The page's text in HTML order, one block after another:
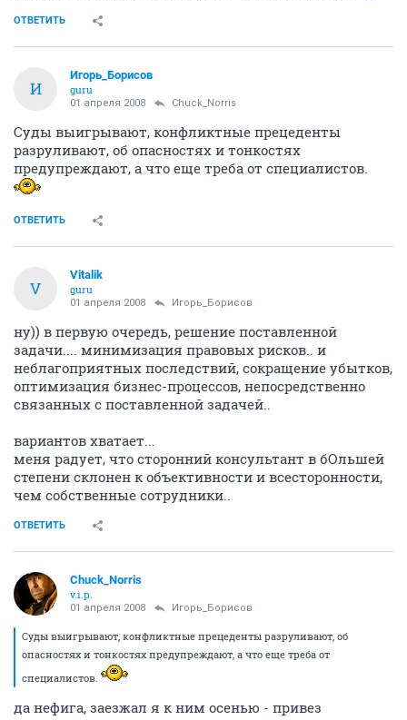
ОТВЕТИТЬ
И
Игорь_Борисов
guru
01 апреля 2008 Chuck_Norris
Суды выигрывают, конфликтные прецеденты
разруливают, об опасностях и тонкостях
предупреждают, а что еще треба от специалистов.
ОТВЕТИТЬ
V
Vitalik
guru
01 апреля 2008 Игорь_Борисов
ну)) в первую очередь, решение поставленной
задачи.... минимизация правовых рисков.. и
неблагоприятных последствий, сокращение убытков,
оптимизация бизнес-процессов, непосредственно
связанных с поставленной задачей..
вариантов хватает...
меня радует, что сторонний консультант в бОльшей
степени склонен к объективности и всесторонности,
чем собственные сотрудники..
ОТВЕТИТЬ
Chuck_Norris
v.i.p.
01 апреля 2008 Игорь_Борисов
Суды выигрывают, конфликтные прецеденты разруливают, об
опасностях и тонкостях предупреждают, а что еще треба от
специалистов.
да нефига, заезжал я к ним осенью - привез